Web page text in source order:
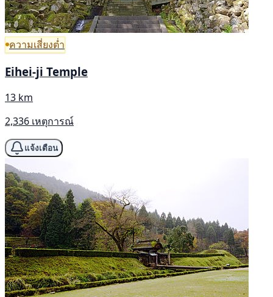
ความเสี่ยงต่ำ
Eihei-ji Temple
13 km
2,336 เหตุการณ์
แจ้งเตือน